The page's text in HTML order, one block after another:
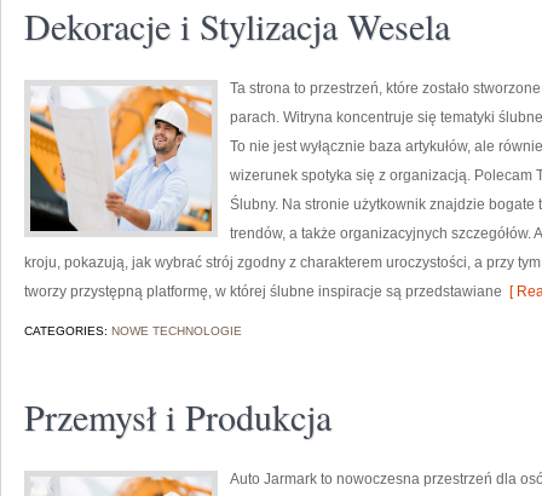
Dekoracje i Stylizacja Wesela
Ta strona to przestrzeń, które zostało
parach. Witryna koncentruje się tematyki
To nie jest wyłącznie baza artykułów, ale
wizerunek spotyka się z organizacją. Polecam
Ślubny. Na stronie użytkownik znajdzie
trendów, a także organizacyjnych szczegółów.
kroju, pokazują, jak wybrać strój zgodny z charakterem uroczystości, a przy
tworzy przystępną platformę, w której ślubne inspiracje są przedstawiane [
CATEGORIES: NOWE TECHNOLOGIE
Przemysł i Produkcja
Auto Jarmark to nowoczesna przestrzeń dla